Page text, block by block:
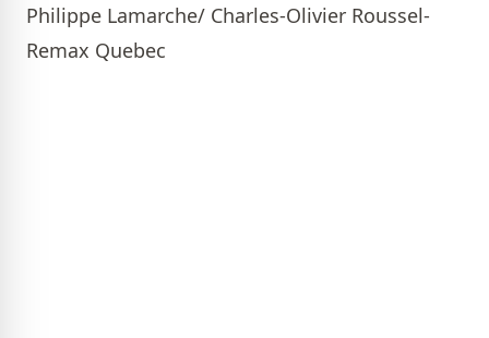
Philippe Lamarche/ Charles-Olivier Roussel-
Remax Quebec